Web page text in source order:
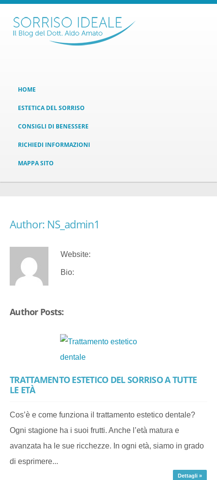
HOME
ESTETICA DEL SORRISO
CONSIGLI DI BENESSERE
RICHIEDI INFORMAZIONI
MAPPA SITO
Author: NS_admin1
Website:
Bio:
Author Posts:
TRATTAMENTO ESTETICO DEL SORRISO A TUTTE
LE ETÀ
Cos’è e come funziona il trattamento estetico dentale?
Ogni stagione ha i suoi frutti. Anche l’età matura e
avanzata ha le sue ricchezze. In ogni età, siamo in grado
di esprimere...
Dettagli »